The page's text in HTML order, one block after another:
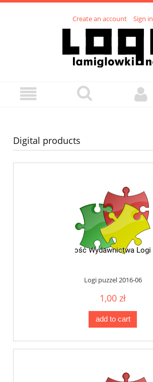
Create an account Sign in
Digital products
Logi puzzel 2016-06
1,00 zł
add to cart